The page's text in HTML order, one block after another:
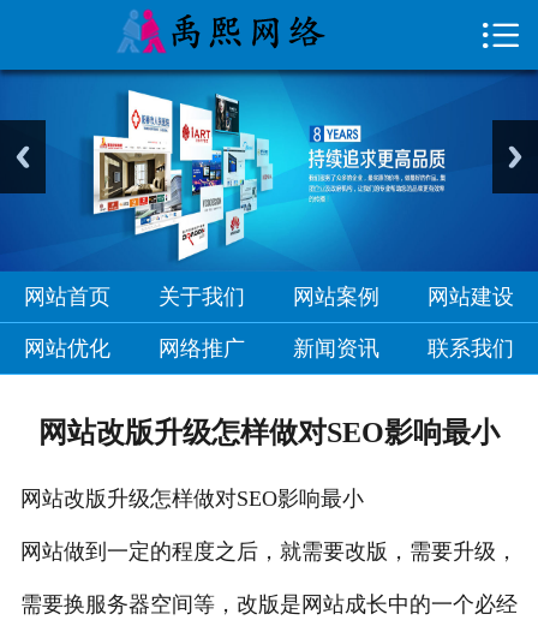
网站案例
网站优化
网络推广

网站首页 关于我们 网站案例 网站建设
网站优化 网络推广 新闻资讯 联系我们
网站改版升级怎样做对SEO影响最小
网站改版升级怎样做对SEO影响最小
网站做到一定的程度之后，就需要改版，需要升级，
需要换服务器空间等，改版是网站成长中的一个必经